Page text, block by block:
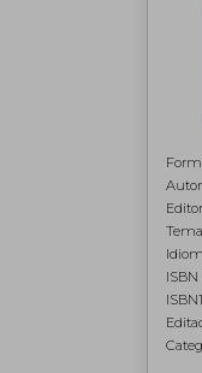
Autor
Tema
ISBN